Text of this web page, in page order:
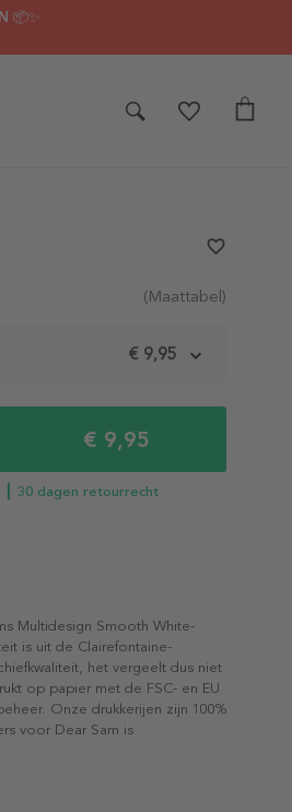
📦✨
(Maattabel)
€ 9,95
€ 9,95
┃ 30 dagen retourrecht
favorite_border
Multidesign Smooth White-
is uit de Clairefontaine-
het vergeelt dus niet
op papier met de FSC- en EU
Onze drukkerijen zijn 100%
voor Dear Sam is